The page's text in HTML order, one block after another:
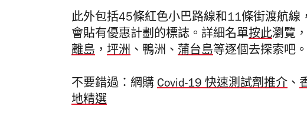
此外包括45條紅色小巴路線和11條街渡航線
會貼有優惠計劃的標誌。 詳細名單按此瀏覽，
離島 ， 坪洲 、鴨洲、 蒲台島等逐個去探索吧。
不要錯過：網購 Covid-19 快速測試劑推介 、
地精選